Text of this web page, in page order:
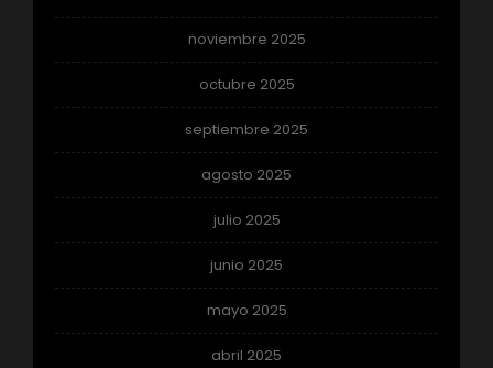
noviembre 2025
octubre 2025
septiembre 2025
agosto 2025
julio 2025
junio 2025
mayo 2025
abril 2025